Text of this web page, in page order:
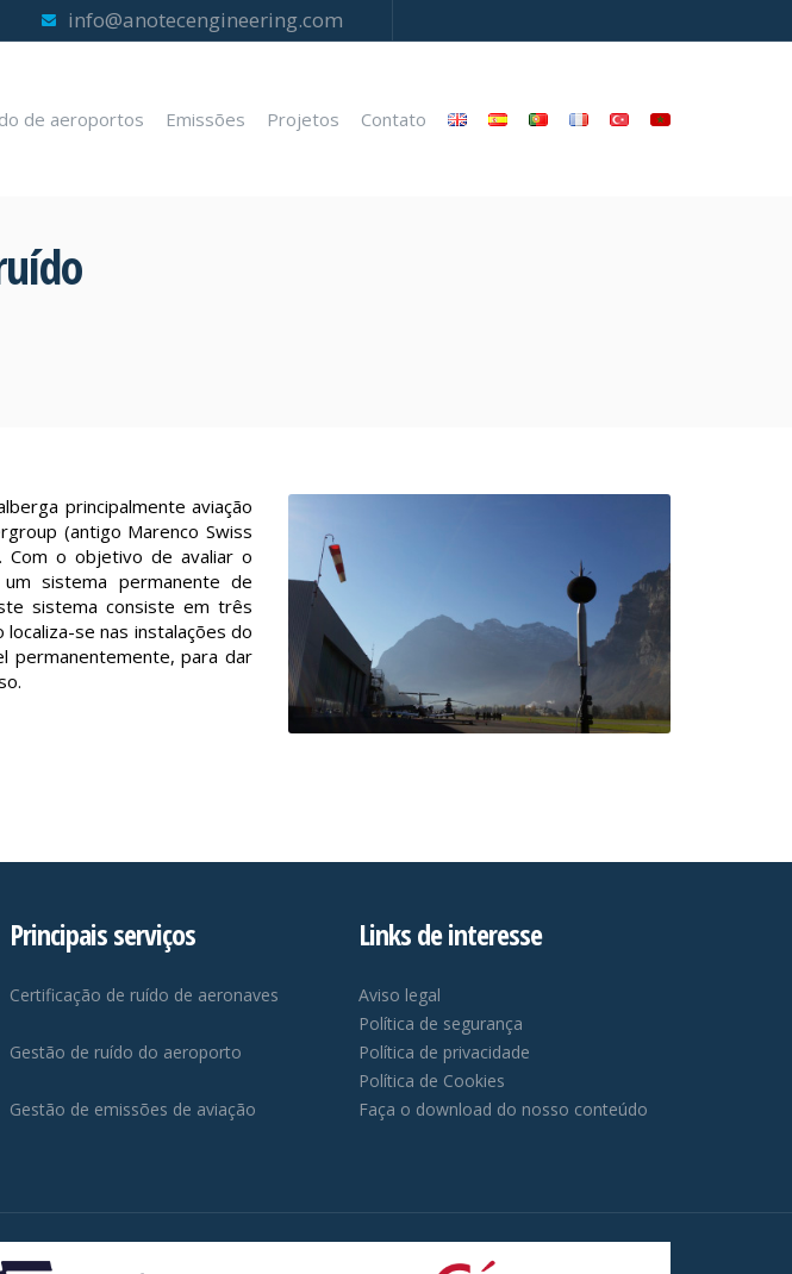
info@anotecengineering.com
de aeroportos Emissões Projetos Contato
principalmente aviação
(antigo Marenco Swiss
Com o objetivo de avaliar o
sistema permanente de
sistema consiste em três
se nas instalações do
permanentemente, para dar
Principais serviços
Certificação de ruído de aeronaves
Gestão de ruído do aeroporto
Gestão de emissões de aviação
Links de interesse
Aviso legal
Política de segurança
Política de privacidade
Política de Cookies
Faça o download do nosso conteúdo